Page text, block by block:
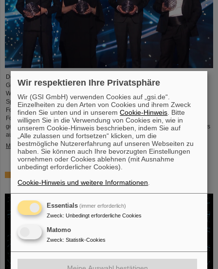
Der renommierte US-amerikanischen „Breakthrough Prize“ für
Grundlagenphysik geht in diesem Jahr an die vier
Wissenschaftskollaborationen ALICE, ATLAS, CMS, and LHCb am
Speicherring LHC (Large Hadron Collider ) des europäischen
Forschungszentrums CERN . Auch mehr als 40 frühere und aktuelle ALICE-
Forschende von GSI/FAIR sind maßgeblich daran beteiligt und wurden nun
gemeinsam mit ihren Wissenschaftskolleg*innen mit dem angesehenen Preis
ausgezeichnet, der mit drei Millionen US-Dollar dotiert ist…
Mehr »
aus einer Kernreaktion
Wir respektieren Ihre Privatsphäre
Wir (GSI GmbH) verwenden Cookies auf „gsi.de“.
Einzelheiten zu den Arten von Cookies und ihrem Zweck
finden Sie unten und in unseremCookie-Hinweis . Bitte
willigen Sie in die Verwendung von Cookies ein, wie in
unserem Cookie-Hinweis beschrieben, indem Sie auf
„Alle zulassen und fortsetzen“ klicken, um die
bestmögliche Nutzererfahrung auf unseren Webseiten zu
haben. Sie können auch Ihre bevorzugten Einstellungen
vornehmen oder Cookies ablehnen (mit Ausnahme
unbedingt erforderlicher Cookies).
Cookie-Hinweis und weitere Informationen
Essentials (immer erforderlich)
Zweck: Unbedingt erforderliche Cookies
Matomo
Zweck: Statistik-Cookies